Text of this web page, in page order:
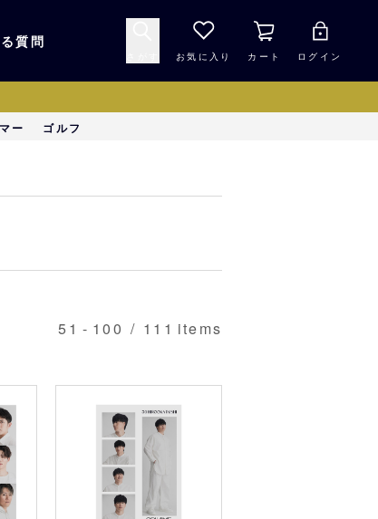
・ヘルメッ
マスコット・バファ
ン・食品 スマホ用品
1000円未満
こにおすすめ
質問
お気に入り カート ログイン
ー ゴルフ
51 - 100 / 111 items